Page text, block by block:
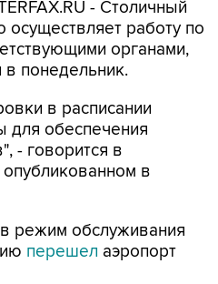
- Столичный
работу по
органами,
в понедельник.
в расписании
для обеспечения
- говорится в
в
режим обслуживания
перешел аэропорт